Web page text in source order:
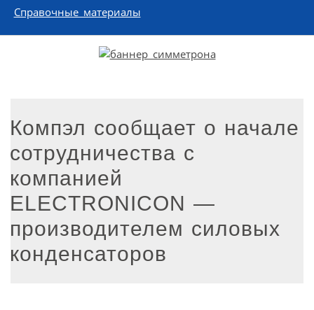
Справочные материалы
Компэл сообщает о начале
сотрудничества с
компанией
ELECTRONICON —
производителем силовых
конденсаторов